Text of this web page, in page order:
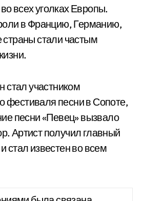
всех уголках Европы.
в Францию, Германию,
стали частым
стал участником
фестиваля песни в Сопоте,
песни «Певец» вызвало
Артист получил главный
стал известен во всем